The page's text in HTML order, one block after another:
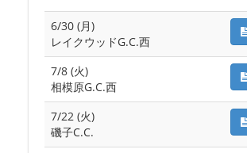
6/30 (月)
レイクウッドG.C.西
7/8 (火)
相模原G.C.西
7/22 (火)
磯子C.C.